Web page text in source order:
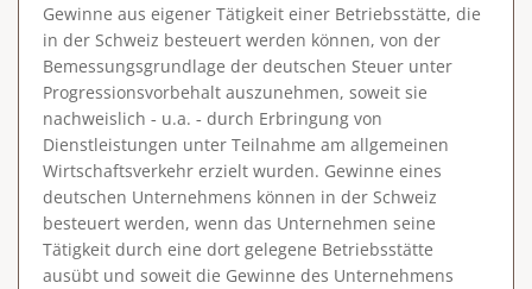
Gewinne aus eigener Tätigkeit einer Betriebsstätte, die
in der Schweiz besteuert werden können, von der
Bemessungsgrundlage der deutschen Steuer unter
Progressionsvorbehalt auszunehmen, soweit sie
nachweislich ‑ u.a. ‑ durch Erbringung von
Dienstleistungen unter Teilnahme am allgemeinen
Wirtschaftsverkehr erzielt wurden. Gewinne eines
deutschen Unternehmens können in der Schweiz
besteuert werden, wenn das Unternehmen seine
Tätigkeit durch eine dort gelegene Betriebsstätte
ausübt und soweit die Gewinne des Unternehmens